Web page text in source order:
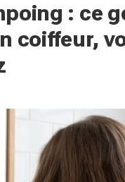
: ce
coiffeur,